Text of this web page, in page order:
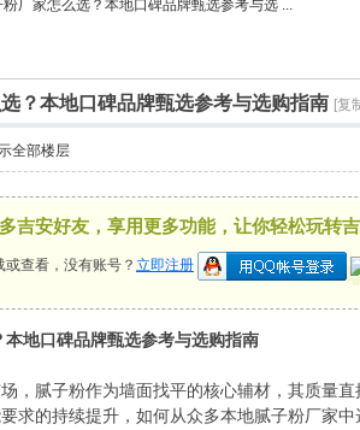
相亲聚会 井冈山
厂家怎么选？本地口碑品牌甄选参考与选 ...
？本地口碑品牌甄选参考与选购指南 [复
全部楼层
吉安好友，享用更多功能，让你轻松玩转
或查看，没有账号？ 立即注册
地口碑品牌甄选参考与选购指南
，腻子粉作为墙面找平的核心辅材，其质量
求的持续提升，如何从众多本地腻子粉厂家